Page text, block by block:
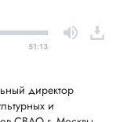
51:13
директор
и